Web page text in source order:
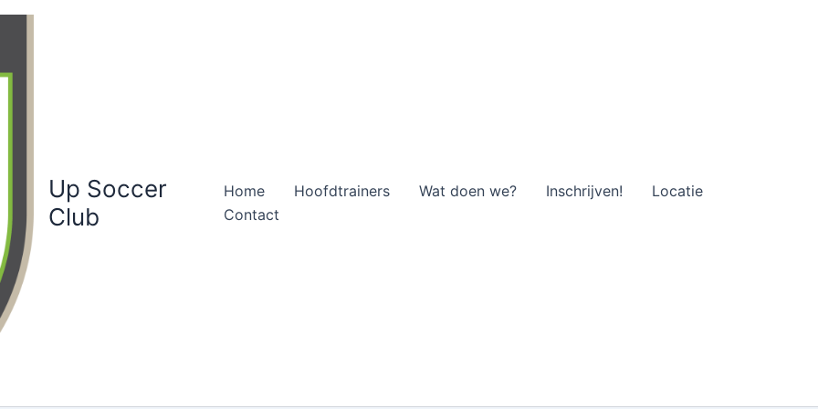
Up Soccer
Club
Home Hoofdtrainers Wat doen we? Inschrijven!
Locatie
Contact